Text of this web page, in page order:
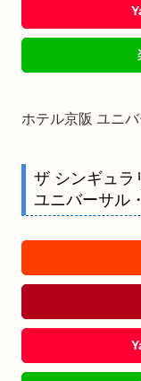
ホテル京阪 ユニ
ザ シンギュラ
ユニバーサル